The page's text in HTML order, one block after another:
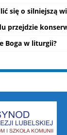
się o silniejszą
przejdzie
Boga w liturgii?